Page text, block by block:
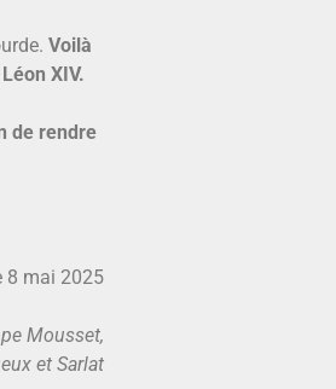
Voilà
XIV.
de rendre
8 mai 2025
Mousset,
et Sarlat